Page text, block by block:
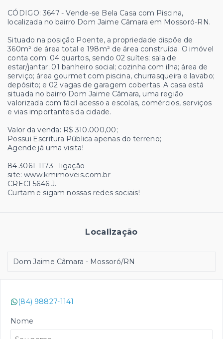
CÓDIGO: 3647 - Vende-se Bela Casa com Piscina,
localizada no bairro Dom Jaime Câmara em Mossoró-RN.
Situado na posição Poente, a propriedade dispõe de
360m² de área total e 198m² de área construída. O imóvel
conta com: 04 quartos, sendo 02 suítes; sala de
estar/jantar; 01 banheiro social; cozinha com ilha; área de
serviço; área gourmet com piscina, churrasqueira e lavabo;
depósito; e 02 vagas de garagem cobertas. A casa está
situada no bairro Dom Jaime Câmara, uma região
valorizada com fácil acesso a escolas, comércios, serviços
e vias importantes da cidade.
Valor da venda: R$ 310.000,00;
Possui Escritura Pública apenas do terreno;
Agende já uma visita!
84 3061-1173 - ligação
site: www.kmimoveis.com.br
CRECI 5646 J.
Curtam e sigam nossas redes sociais!
Localização
Dom Jaime Câmara - Mossoró/RN
(84) 98827-1141
Nome